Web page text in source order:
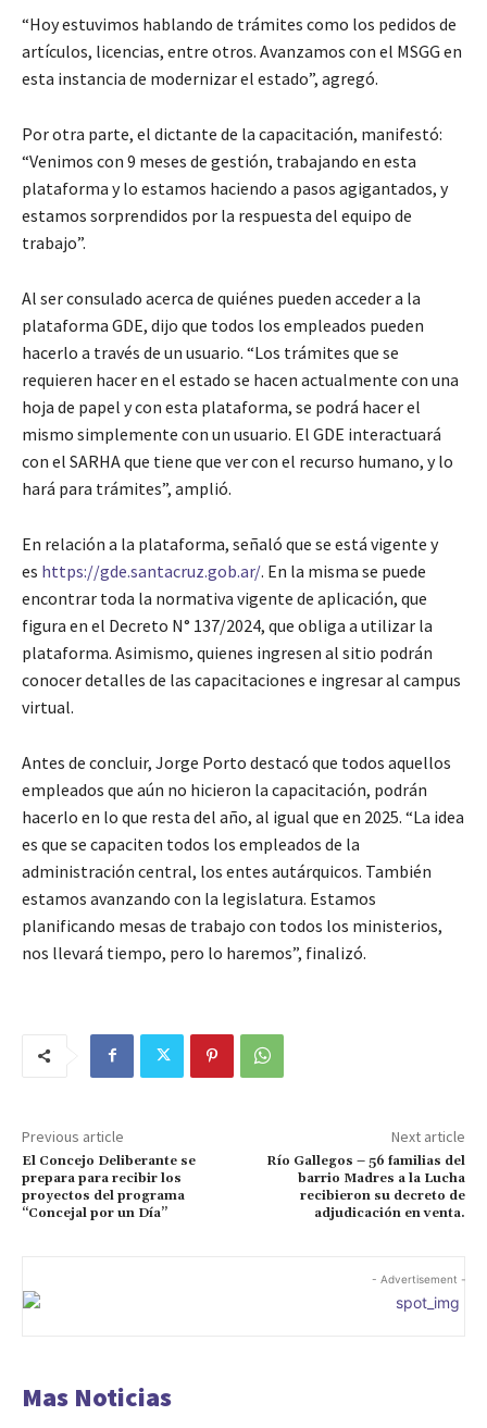
“Hoy estuvimos hablando de trámites como los pedidos de
artículos, licencias, entre otros. Avanzamos con el MSGG en
esta instancia de modernizar el estado”, agregó.
Por otra parte, el dictante de la capacitación, manifestó:
“Venimos con 9 meses de gestión, trabajando en esta
plataforma y lo estamos haciendo a pasos agigantados, y
estamos sorprendidos por la respuesta del equipo de
trabajo”.
Al ser consulado acerca de quiénes pueden acceder a la
plataforma GDE, dijo que todos los empleados pueden
hacerlo a través de un usuario. “Los trámites que se
requieren hacer en el estado se hacen actualmente con una
hoja de papel y con esta plataforma, se podrá hacer el
mismo simplemente con un usuario. El GDE interactuará
con el SARHA que tiene que ver con el recurso humano, y lo
hará para trámites”, amplió.
En relación a la plataforma, señaló que se está vigente y
es https://gde.santacruz.gob.ar/. En la misma se puede
encontrar toda la normativa vigente de aplicación, que
figura en el Decreto N° 137/2024, que obliga a utilizar la
plataforma. Asimismo, quienes ingresen al sitio podrán
conocer detalles de las capacitaciones e ingresar al campus
virtual.
Antes de concluir, Jorge Porto destacó que todos aquellos
empleados que aún no hicieron la capacitación, podrán
hacerlo en lo que resta del año, al igual que en 2025. “La idea
es que se capaciten todos los empleados de la
administración central, los entes autárquicos. También
estamos avanzando con la legislatura. Estamos
planificando mesas de trabajo con todos los ministerios,
nos llevará tiempo, pero lo haremos”, finalizó.
Previous article
El Concejo Deliberante se
prepara para recibir los
proyectos del programa
“Concejal por un Día”
Next article
Río Gallegos – 56 familias del
barrio Madres a la Lucha
recibieron su decreto de
adjudicación en venta.
- Advertisement -
Mas Noticias